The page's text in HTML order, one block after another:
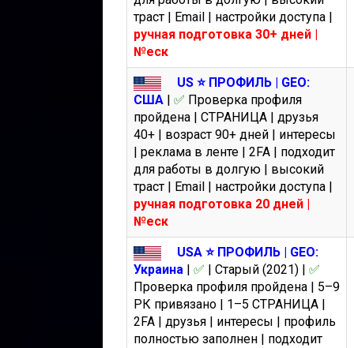
траст | Email | настройки доступа |
ручная подготовка 30+ дней |
№еск
US ⭐️ ПРОФИЛЬ | GEO:
США | ✅ Проверка профиля
пройдена | СТРАНИЦА | друзья
40+ | возраст 90+ дней | интересы
| реклама в ленте | 2FA | подходит
для работы в долгую | высокий
траст | Email | настройки доступа |
ручная подготовка 20 дней |
№еск
USA ⭐️ ПРОФИЛЬ | GEO:
Украина | ✅ | Старый (2021) | ✅
Проверка профиля пройдена | 5–9
РК привязано | 1–5 СТРАНИЦА |
2FA | друзья | интересы | профиль
полностью заполнен | подходит